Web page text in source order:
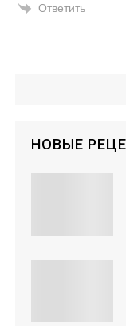
Ответить
НОВЫЕ